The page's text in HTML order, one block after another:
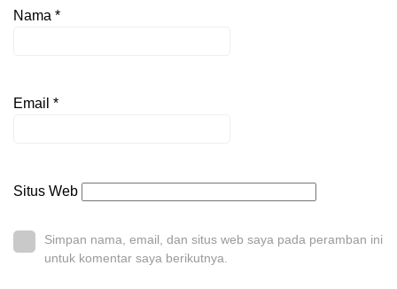
Nama *
Email *
Situs Web
Simpan nama, email, dan situs web saya pada peramban ini
untuk komentar saya berikutnya.